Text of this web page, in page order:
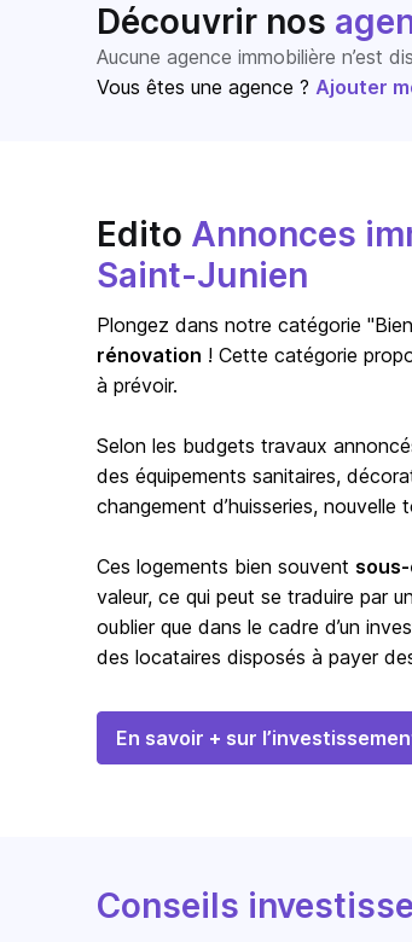
Découvrir nos
Aucune agence immobilière n’est
Vous êtes une agence ? Ajouter
Edito Annonces
Saint-Junien
Plongez dans notre catégorie
rénovation ! Cette catégorie
à prévoir.
Selon les budgets travaux
des équipements sanitaires,
changement d’huisseries, nouvelle
Ces logements bien souvent
valeur, ce qui peut se traduire par
oublier que dans le cadre d’un
des locataires disposés à payer
En savoir + sur
Conseils